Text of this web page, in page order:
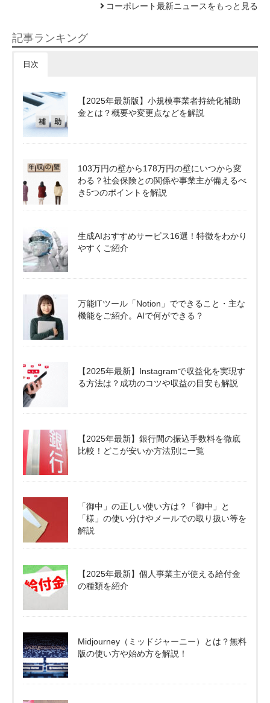
コーポレート最新ニュースをもっと見る
記事ランキング
日次
【2025年最新版】小規模事業者持続化補助
金とは？概要や変更点などを解説
103万円の壁から178万円の壁にいつから変
わる？社会保険との関係や事業主が備えるべ
き5つのポイントを解説
生成AIおすすめサービス16選！特徴をわかり
やすくご紹介
万能ITツール「Notion」でできること・主な
機能をご紹介。AIで何ができる？
【2025年最新】Instagramで収益化を実現す
る方法は？成功のコツや収益の目安も解説
【2025年最新】銀行間の振込手数料を徹底
比較！どこが安いか方法別に一覧
「御中」の正しい使い方は？「御中」と
「様」の使い分けやメールでの取り扱い等を
解説
【2025年最新】個人事業主が使える給付金
の種類を紹介
Midjourney（ミッドジャーニー）とは？無料
版の使い方や始め方を解説！